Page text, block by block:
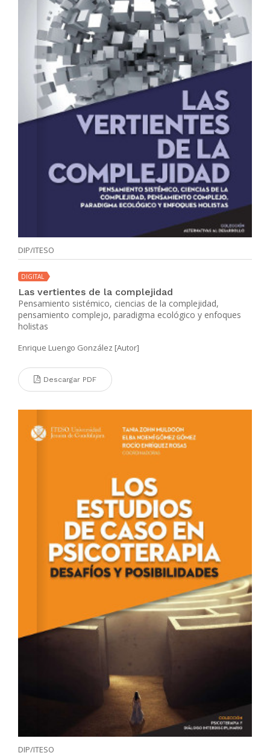
DIP/ITESO
DIGITAL
Las vertientes de la complejidad
Pensamiento sistémico, ciencias de la complejidad,
pensamiento complejo, paradigma ecológico y enfoques
holistas
Enrique Luengo González [Autor]
Descargar PDF
DIP/ITESO